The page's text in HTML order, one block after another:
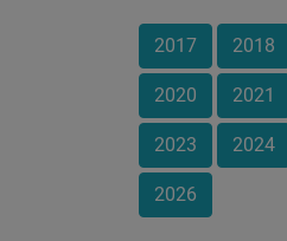
2017 2018
2020 2021
2023 2024
2026